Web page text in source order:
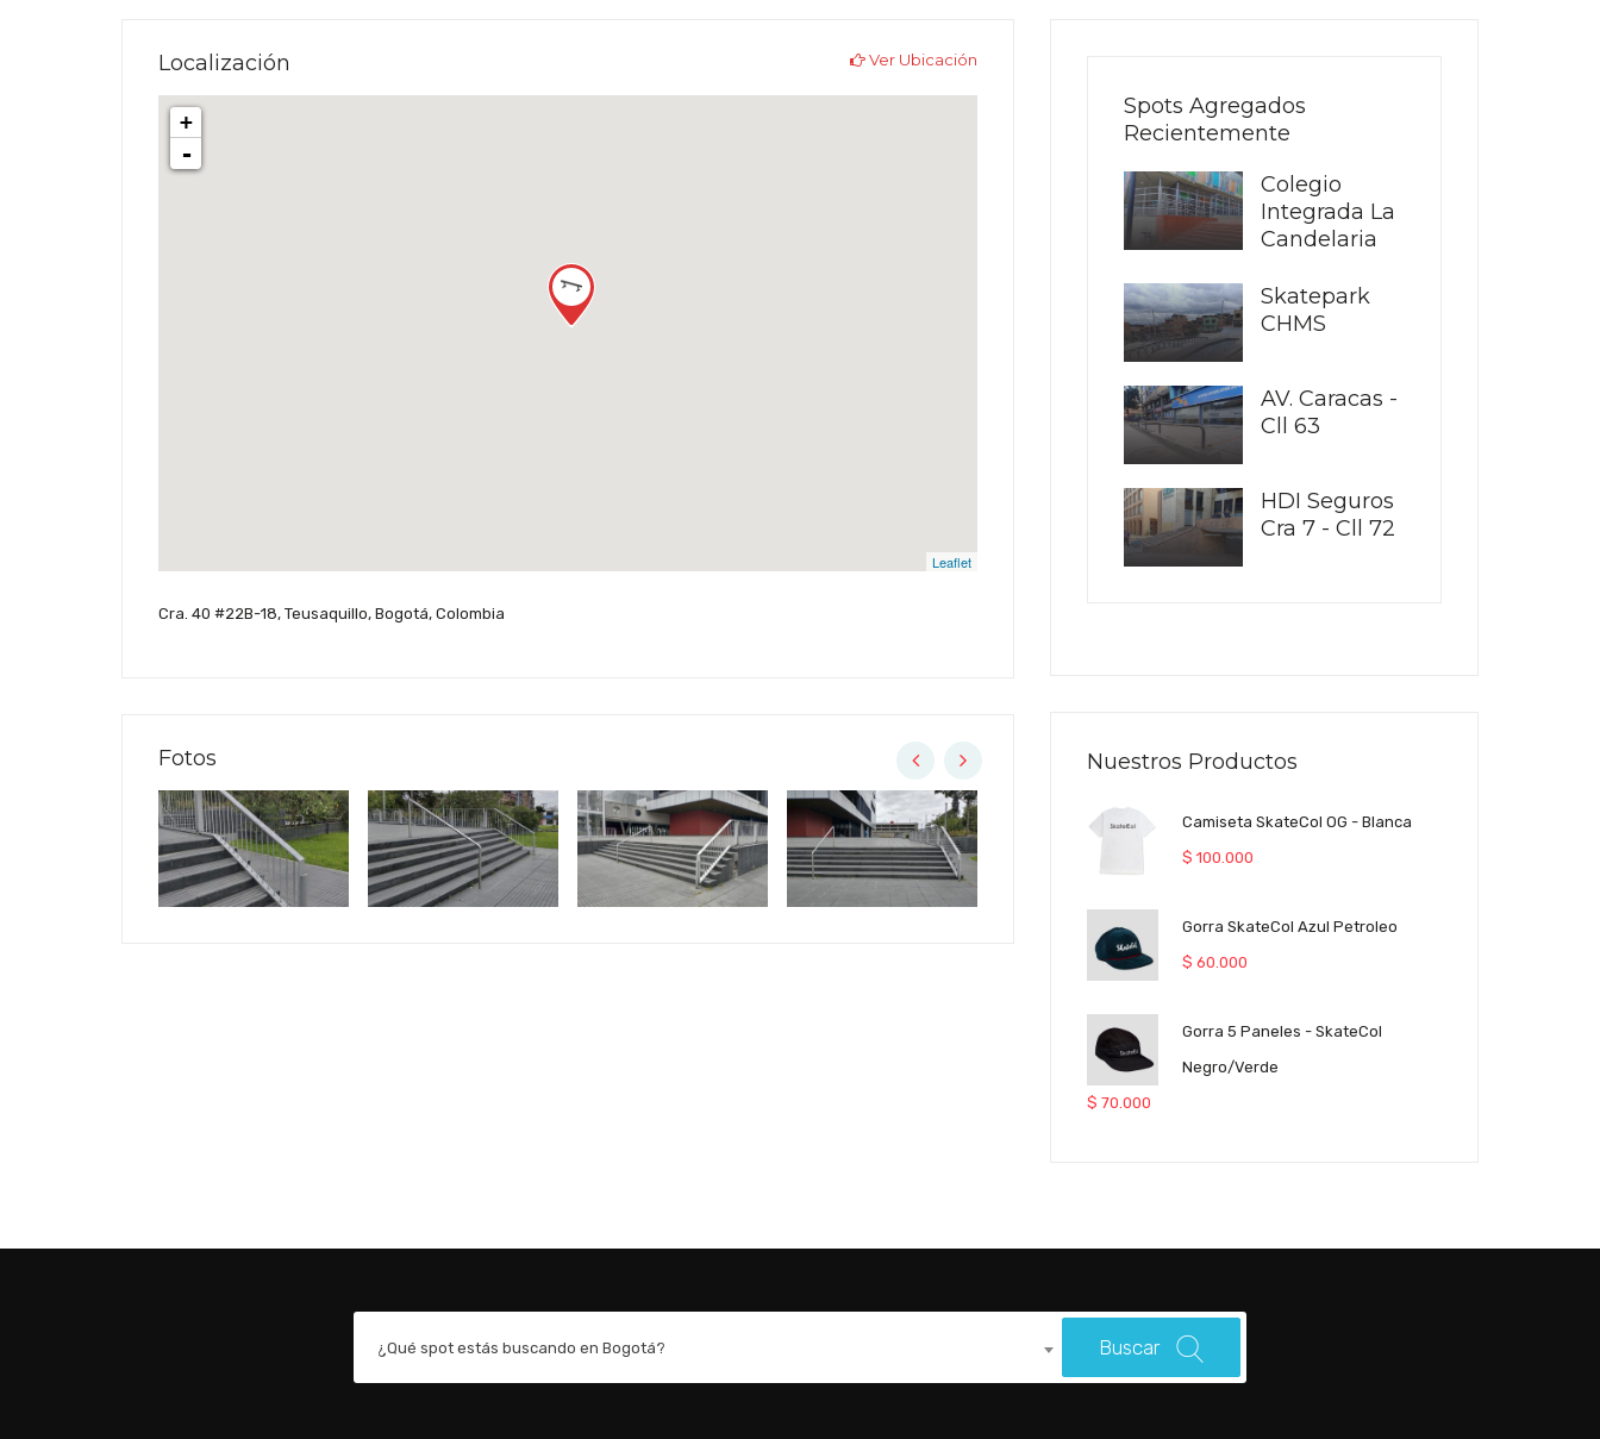
Localización Ver Ubicación
+
-
Leaflet
Cra. 40 #22B-18, Teusaquillo, Bogotá, Colombia
Fotos
Spots Agregados
Recientemente
Colegio
Integrada La
Candelaria
Skatepark
CHMS
AV. Caracas -
Cll 63
HDI Seguros
Cra 7 - Cll 72
Nuestros Productos
Camiseta SkateCol OG - Blanca
$ 100.000
Gorra SkateCol Azul Petroleo
$ 60.000
Gorra 5 Paneles - SkateCol
Negro/Verde
$ 70.000
¿Qué spot estás buscando en Bogotá? Buscar